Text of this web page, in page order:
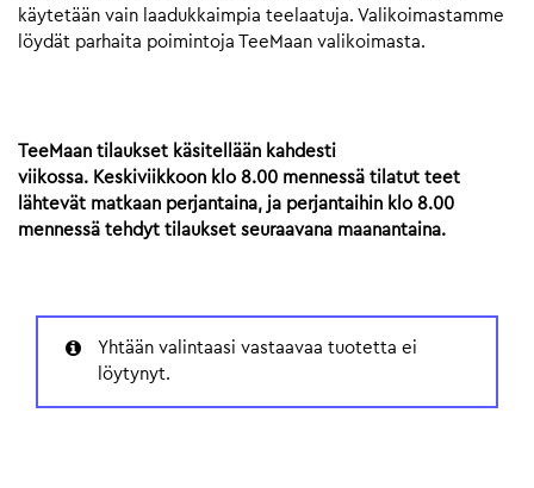
käytetään vain laadukkaimpia teelaatuja. Valikoimastamme
löydät parhaita poimintoja TeeMaan valikoimasta.
TeeMaan tilaukset käsitellään kahdesti
viikossa. Keskiviikkoon klo 8.00 mennessä tilatut teet
lähtevät matkaan perjantaina, ja perjantaihin klo 8.00
mennessä tehdyt tilaukset seuraavana maanantaina.
Yhtään valintaasi vastaavaa tuotetta ei
löytynyt.